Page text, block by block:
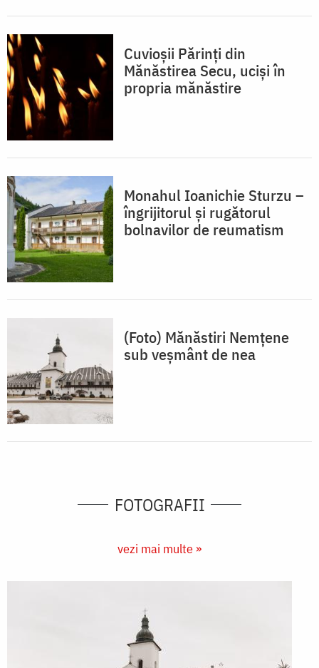
Cuvioșii Părinți din
Mănăstirea Secu, uciși în
propria mănăstire
Monahul Ioanichie Sturzu –
îngrijitorul și rugătorul
bolnavilor de reumatism
(Foto) Mănăstiri Nemțene
sub veșmânt de nea
FOTOGRAFII
vezi mai multe »